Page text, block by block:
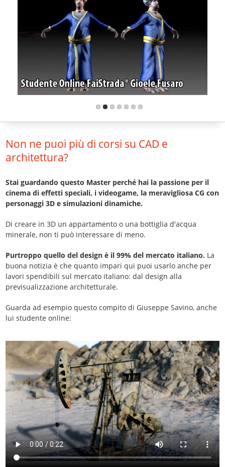
Non ne puoi più di corsi su CAD e
architettura?
Stai guardando questo Master perché hai la passione per il
cinema di effetti speciali, i videogame, la meravigliosa CG con
personaggi 3D e simulazioni dinamiche.
Di creare in 3D un appartamento o una bottiglia d'acqua
minerale, non ti può interessare di meno.
Purtroppo quello del design è il 99% del mercato italiano. La
buona notizia è che quanto impari qui puoi usarlo anche per
lavori spendibili sul mercato italiano: dal design alla
previsualizzazione architetturale.
Guarda ad esempio questo compito di Giuseppe Savino, anche
lui studente online: